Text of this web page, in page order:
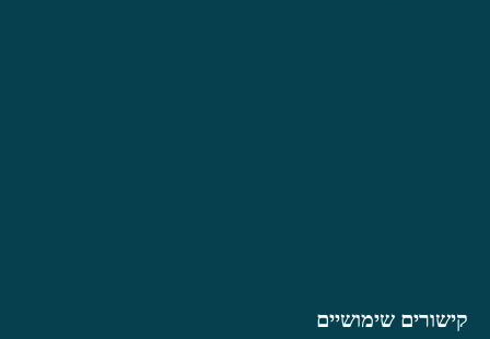
קישורים שימושיים